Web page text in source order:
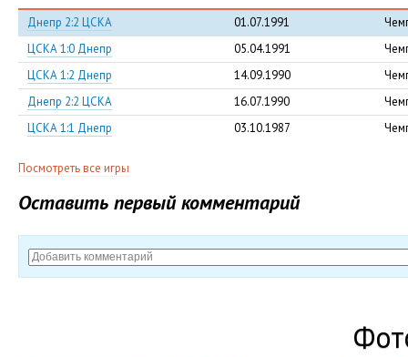
Днепр 2:2 ЦСКА 01.07.1991
ЦСКА 1:0 Днепр
05.04.1991
ЦСКА 1:2 Днепр
14.09.1990
Днепр 2:2 ЦСКА
16.07.1990
ЦСКА 1:1 Днепр
03.10.1987
Посмотреть все игры
Оставить первый комментарий